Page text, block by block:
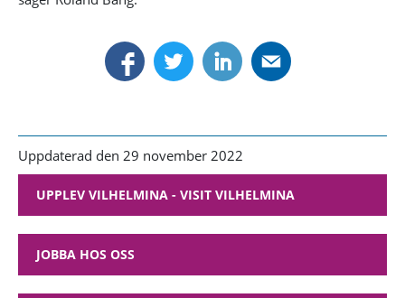
Uppdaterad den 29 november 2022
UPPLEV VILHELMINA - VISIT VILHELMINA
JOBBA HOS OSS